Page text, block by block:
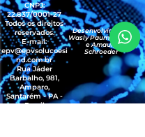
CNPJ:
22.837/0001-27
Todos os direitos
reservados.
E-mail:
epv@epvsolucoesi
nd.com.br
Rua Jáder
Barbalho, 981,
Amparo,
Santarém - PA -
Brasil
Desenvolvido por
Wasly Paumgartten
e Amaury
Schroeder